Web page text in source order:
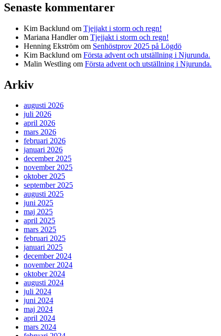
Senaste kommentarer
Kim Backlund om Tjejjakt i storm och regn!
Mariana Handlerom Tjejjakt i storm och regn!
Henning Ekström om Senhöstprov 2025 på Lögdö
Kim Backlund om Första advent och utställning i Njurunda.
Malin Westling om Första advent och utställning i Njurunda.
Arkiv
augusti 2026
juli 2026
april 2026
mars 2026
februari 2026
januari 2026
december 2025
november 2025
oktober 2025
september 2025
augusti 2025
juni 2025
maj 2025
april 2025
mars 2025
februari 2025
januari 2025
december 2024
november 2024
oktober 2024
augusti 2024
juli 2024
juni 2024
maj 2024
april 2024
mars 2024